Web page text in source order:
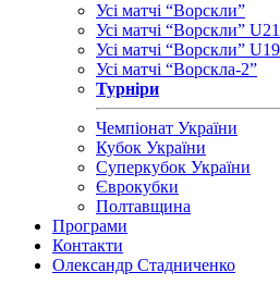
Усі матчі “Ворскли”
Усі матчі “Ворскли” U21
Усі матчі “Ворскли” U19
Усі матчі “Ворскла-2”
Турніри
Чемпіонат України
Кубок України
Суперкубок України
Єврокубки
Полтавщина
Програми
Контакти
Олександр Стадниченко